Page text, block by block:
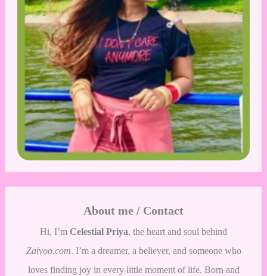
About me / Contact
Hi, I’m Celestial Priya, the heart and soul behind
Zaivoo.com. I’m a dreamer, a believer, and someone who
loves finding joy in every little moment of life. Born and